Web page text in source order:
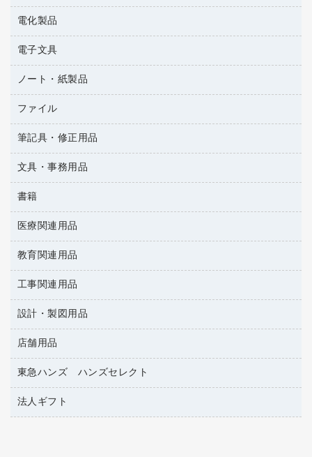
ハンドソープ・石鹸
トイレ用品
トイレ用洗剤
ティッシュペーパー
ダストボックス
タオル・アメニティ用品
スリッパ・サンダル・シューズ
スポーツ・レジャー用品
ゴミ袋
キッチン用品
ラミネートフィルム
ラミネータ
タイムレコーダー
シュレッダ
ＯＨＰ用品
テレビ・ＡＶ機器
電球・蛍光灯
乾電池・充電池
フィルム・カメラ用品
デスクライト
アルバム
懐中電灯・ライト
電化製品
掃除機・クリーナー
空調・季節家電
その他電化製品
キッチン・調理家電
ＯＡタップ／延長コード
電子文具
電卓
ラベルテープ
その他電子文具
ノート・紙製品
封筒
粘着メモ
伝票
典礼用品
帳簿
額縁
各種用紙
ルーズリーフ
ファイル
名刺整理用品
板目表紙・綴込表紙
背幅が伸びるファイル
統一伝票用ファイル
収納保存用品
レターファイル
リングファイル
プレゼン用ファイル
ファイルボックス
パイプ式ファイル
その他ファイル
筆記具・修正用品
万年筆
筆ペン
消しゴム
修正液・修正ペン
修正テープ
鉛筆
マーキングペン（油性）
マーキングペン（水性）
ボールペン（油性）
文具・事務用品
輪ゴム
両面テープ
名札
保管・整理用品
壁面／足元収納
備品／小物ケース
透明テープ 事務用
電話台
書籍
雑誌
パソコンソフト
医療関連用品
保健用品
使い捨て手袋
感染症対策用品
介護用品
医療関連用品
教育関連用品
教育関連用品
工事関連用品
工事関連用品
屋外用品
設計・製図用品
設計・製図用品
店舗用品
店舗運営用品
陳列什器
紙手提げ袋
東急ハンズ ハンズセレクト
東急ハンズ
法人ギフト